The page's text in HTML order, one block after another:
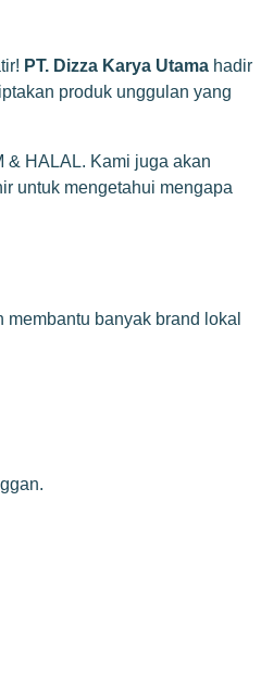
PT. Dizza Karya Utama hadir
produk unggulan yang
& HALAL. Kami juga akan
untuk mengetahui mengapa
banyak brand lokal